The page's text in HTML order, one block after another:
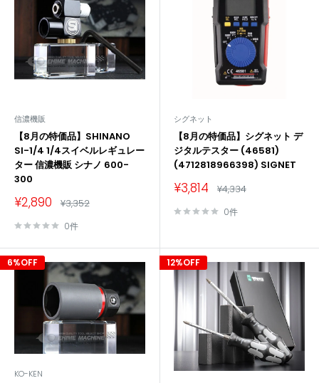
信濃機販
【8月の特価品】SHINANO
SI-1/4 1/4スイベルレギュレー
ター 信濃機販 シナノ 600-
300
販
価
¥2,890 通
価
格
¥3,352
0件
シグネット
【8月の特価品】シグネット デ
ジタルテスター (46581)
(4712818966398) SIGNET
販
価
¥3,814 通
価
格
¥4,334
0件
6%OFF
KO-KEN
12%OFF